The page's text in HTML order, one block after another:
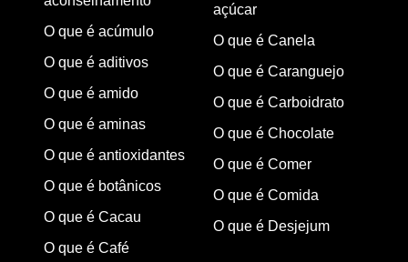
O que é acúmulo
O que é aditivos
O que é amido
O que é aminas
O que é antioxidantes
O que é botânicos
O que é Cacau
O que é Café
açúcar
O que é Canela
O que é Caranguejo
O que é Carboidrato
O que é Chocolate
O que é Comer
O que é Comida
O que é Desjejum